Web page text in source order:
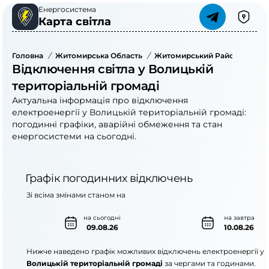
Енергосистема
Карта світла
Головна / Житомирська Область / Житомирський Район
Відключення світла у Волицькій
територіальній громаді
Актуальна інформація про відключення
електроенергії у Волицькій територіальній громаді:
погодинні графіки, аварійні обмеження та стан
енергосистеми на сьогодні.
Графік погодинних відключень
на сьогодні
09.08.26
на завтра
10.08.26
Зі всіма змінами станом на
Нижче наведено графік можливих відключень електроенергії у
Волицькій територіальній громаді за чергами та годинами.